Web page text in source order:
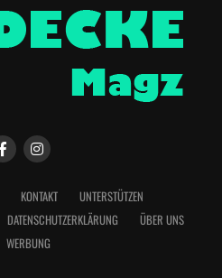
KONTAKT
UNTERSTÜTZEN
DATENSCHUTZERKLÄRUNG
ÜBER UNS
WERBUNG